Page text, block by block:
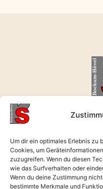
Um dir ein optimales Erlebnis
Cookies, um
zuzugreifen. Wenn du diesen
wie das Surfverhalten oder
Wenn du deine Zustimmung
bestimmte Merkmale und
realschule-bockum-
02381 496631
Wernerstraße 9, 59075
Öffnungszeiten: Mo. -